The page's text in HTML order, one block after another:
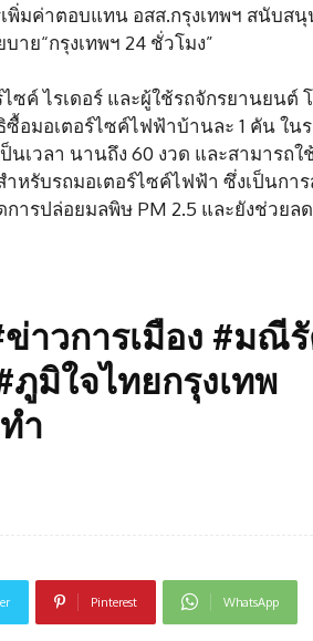
พิ่มค่าตอบแทน อสส.กรุงเทพฯ สนับส
าย“กรุงเทพฯ 24 ชั่วโมง”
ค์ ไรเดอร์ และผู้ใช้รถจักรยานยนต์
อมอเตอร์ไซค์ไฟฟ้าบ้านละ 1 คัน ใน
นเวลา นานถึง 60 งวด และสามารถใ
หรับรถมอเตอร์ไซค์ไฟฟ้า ซึ่งเป็นกา
ารปล่อยมลพิษ PM 2.5 และยังช่วยล
าวการเมือง #มณี
มิใจไทยกรุงเทพ
ำ
Pinterest WhatsApp